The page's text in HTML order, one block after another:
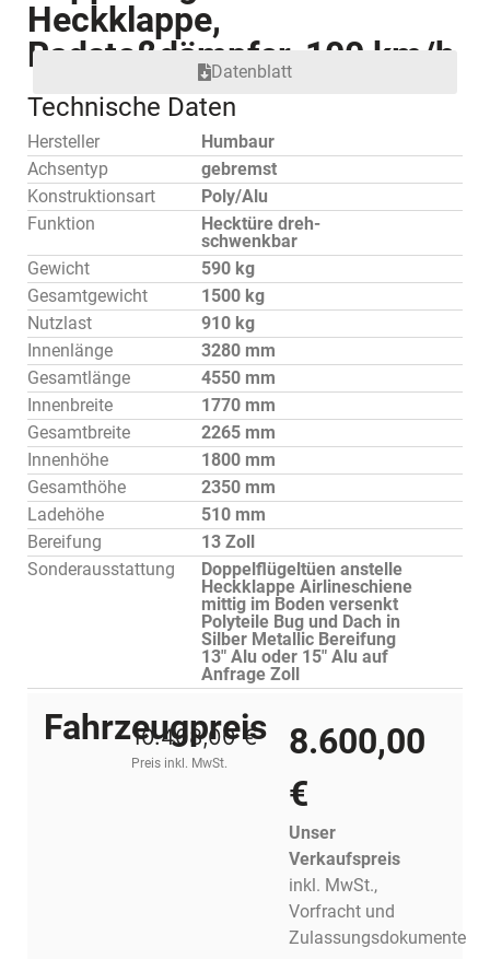
Heckklappe,
Radstoßdämpfer, 100 km/h
Datenblatt
Technische Daten
Hersteller
Humbaur
Achsentyp
gebremst
Konstruktionsart
Poly/Alu
Funktion
Hecktüre dreh-
schwenkbar
Gewicht
590 kg
Gesamtgewicht
1500 kg
Nutzlast
910 kg
Innenlänge
3280 mm
Gesamtlänge
4550 mm
Innenbreite
1770 mm
Gesamtbreite
2265 mm
Innenhöhe
1800 mm
Gesamthöhe
2350 mm
Ladehöhe
510 mm
Bereifung
13 Zoll
Sonderausstattung
Doppelflügeltüen anstelle
Heckklappe Airlineschiene
mittig im Boden versenkt
Polyteile Bug und Dach in
Silber Metallic Bereifung
13" Alu oder 15" Alu auf
Anfrage Zoll
Fahrzeugpreis
10.408,00 €
Preis inkl. MwSt.
8.600,00
€
Unser
Verkaufspreis
inkl. MwSt.,
Vorfracht und
Zulassungsdokumente